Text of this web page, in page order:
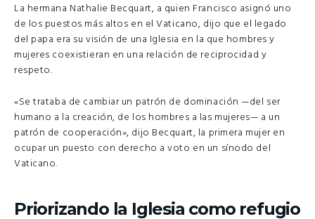
La hermana Nathalie Becquart, a quien Francisco asignó uno
de los puestos más altos en el Vaticano, dijo que el legado
del papa era su visión de una Iglesia en la que hombres y
mujeres coexistieran en una relación de reciprocidad y
respeto.
«Se trataba de cambiar un patrón de dominación —del ser
humano a la creación, de los hombres a las mujeres— a un
patrón de cooperación», dijo Becquart, la primera mujer en
ocupar un puesto con derecho a voto en un sínodo del
Vaticano.
Priorizando la Iglesia como refugio